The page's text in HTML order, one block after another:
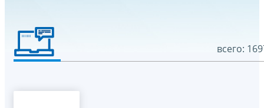
всего: